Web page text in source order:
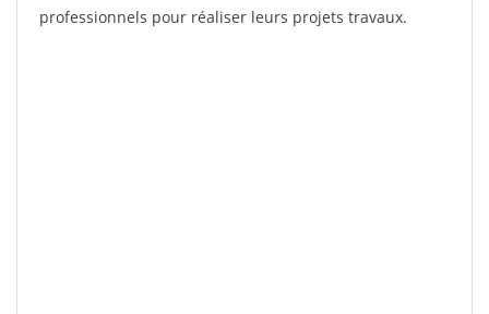
professionnels pour réaliser leurs projets travaux.